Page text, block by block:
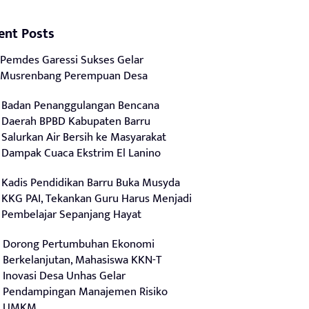
Posts
Pemdes Garessi Sukses Gelar
Musrenbang Perempuan Desa
Badan Penanggulangan Bencana
Daerah BPBD Kabupaten Barru
Salurkan Air Bersih ke Masyarakat
Dampak Cuaca Ekstrim El Lanino
Kadis Pendidikan Barru Buka Musyda
KKG PAI, Tekankan Guru Harus Menjadi
Pembelajar Sepanjang Hayat
Dorong Pertumbuhan Ekonomi
Berkelanjutan, Mahasiswa KKN-T
Inovasi Desa Unhas Gelar
Pendampingan Manajemen Risiko